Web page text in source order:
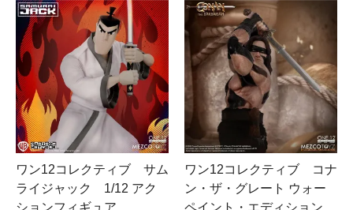
ワン12コレクティブ サム
ライジャック 1/12 アク
ションフィギュア
ワン12コレクティブ コナ
ン・ザ・グレート ウォー
ペイント・エディション